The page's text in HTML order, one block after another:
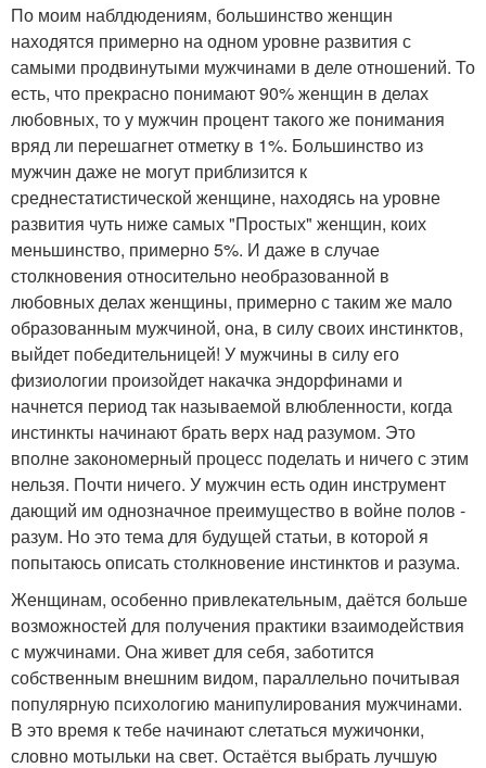
По моим наблдюдениям, большинство женщин
находятся примерно на одном уровне развития с
самыми продвинутыми мужчинами в деле отношений. То
есть, что прекрасно понимают 90% женщин в делах
любовных, то у мужчин процент такого же понимания
вряд ли перешагнет отметку в 1%. Большинство из
мужчин даже не могут приблизится к
среднестатистической женщине, находясь на уровне
развития чуть ниже самых "Простых" женщин, коих
меньшинство, примерно 5%. И даже в случае
столкновения относительно необразованной в
любовных делах женщины, примерно с таким же мало
образованным мужчиной, она, в силу своих инстинктов,
выйдет победительницей! У мужчины в силу его
физиологии произойдет накачка эндорфинами и
начнется период так называемой влюбленности, когда
инстинкты начинают брать верх над разумом. Это
вполне закономерный процесс поделать и ничего с этим
нельзя. Почти ничего. У мужчин есть один инструмент
дающий им однозначное преимущество в войне полов -
разум. Но это тема для будущей статьи, в которой я
попытаюсь описать столкновение инстинктов и разума.
Женщинам, особенно привлекательным, даётся больше
возможностей для получения практики взаимодействия
с мужчинами. Она живет для себя, заботится
собственным внешним видом, параллельно почитывая
популярную психологию манипулирования мужчинами.
В это время к тебе начинают слетаться мужичонки,
словно мотыльки на свет. Остаётся выбрать лучшую